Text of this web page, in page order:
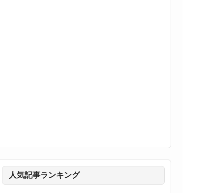
人気記事ランキング